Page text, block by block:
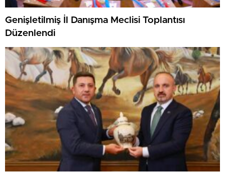
Genişletilmiş İl Danışma Meclisi Toplantısı
Düzenlendi